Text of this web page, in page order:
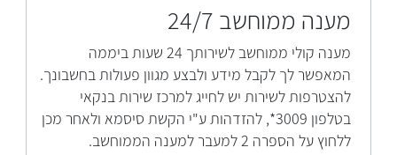
מענה ממוחשב 24/7
מענה קולי ממוחשב לשירותך 24 שעות ביממה
המאפשר לך לקבל מידע ולבצע מגוון פעולות בחשבונך.
להצטרפות לשירות יש לחייג למרכז שירות בנקאי
בטלפון 3009*, להזדהות ע"י הקשת סיסמא ולאחר מכן
ללחוץ על הספרה 2 למעבר למענה הממוחשב.